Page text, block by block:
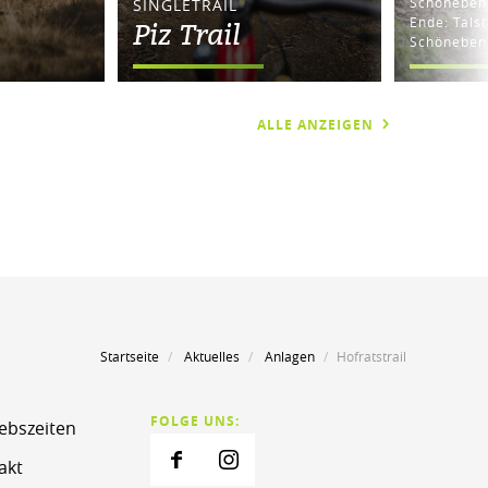
SINGLETRAIL
Piz Trail
Ende:
ALLE ANZEIGEN
Startseite Aktuelles Anlagen Hofratstrail
FOLGE UNS: